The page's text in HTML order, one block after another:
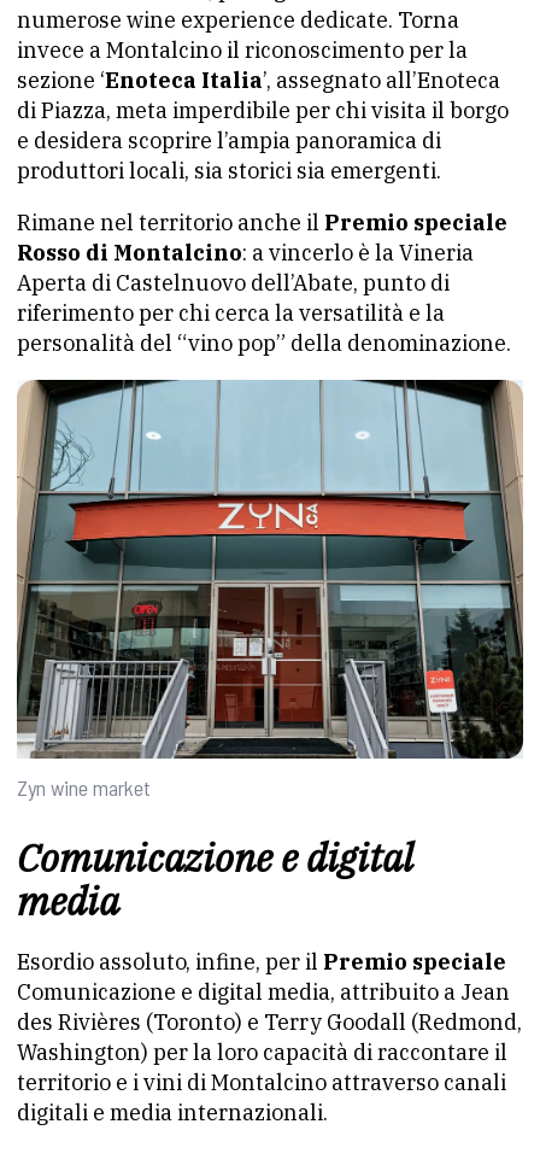
numerose wine experience dedicate. Torna
invece a Montalcino il riconoscimento per la
sezione ‘Enoteca Italia’, assegnato all’Enoteca
di Piazza, meta imperdibile per chi visita il borgo
e desidera scoprire l’ampia panoramica di
produttori locali, sia storici sia emergenti.
Rimane nel territorio anche il Premio speciale
Rosso di Montalcino: a vincerlo è la Vineria
Aperta di Castelnuovo dell’Abate, punto di
riferimento per chi cerca la versatilità e la
personalità del “vino pop” della denominazione.
Zyn wine market
Comunicazione e digital
media
Esordio assoluto, infine, per il Premio speciale
Comunicazione e digital media, attribuito a Jean
des Rivières (Toronto) e Terry Goodall (Redmond,
Washington) per la loro capacità di raccontare il
territorio e i vini di Montalcino attraverso canali
digitali e media internazionali.